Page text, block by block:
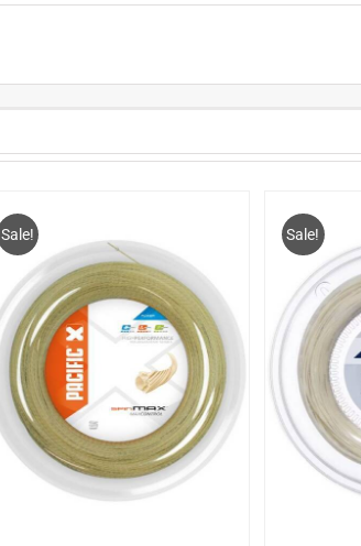
Sale! Sale!